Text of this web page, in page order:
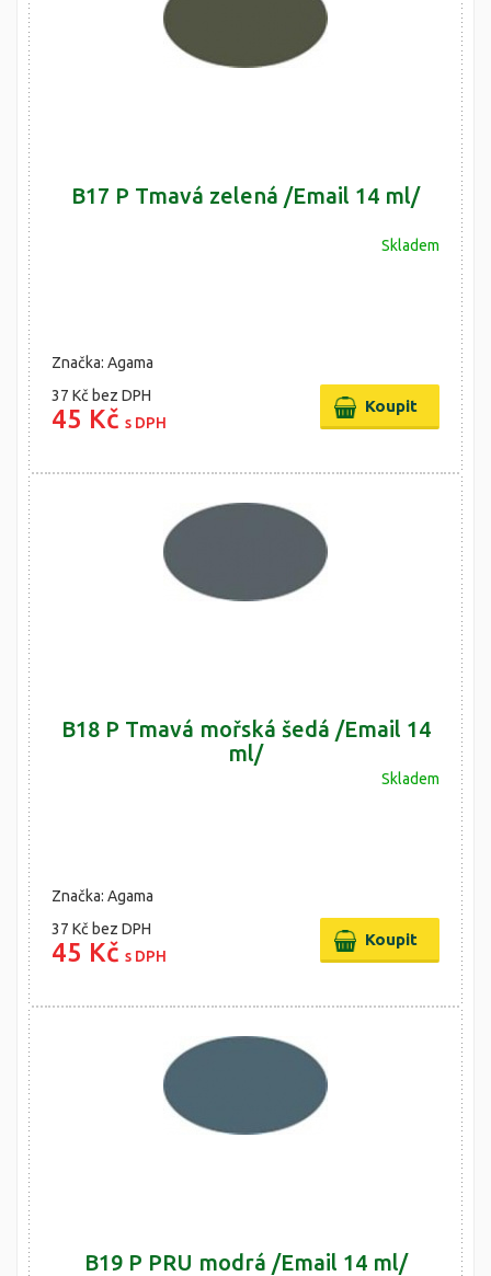
B17 P Tmavá zelená /Email 14 ml/
Skladem
Značka: Agama
37 Kč bez DPH
45 Kč s DPH
B18 P Tmavá mořská šedá /Email 14
ml/
Skladem
Značka: Agama
37 Kč bez DPH
45 Kč s DPH
B19 P PRU modrá /Email 14 ml/